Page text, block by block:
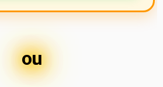
ou